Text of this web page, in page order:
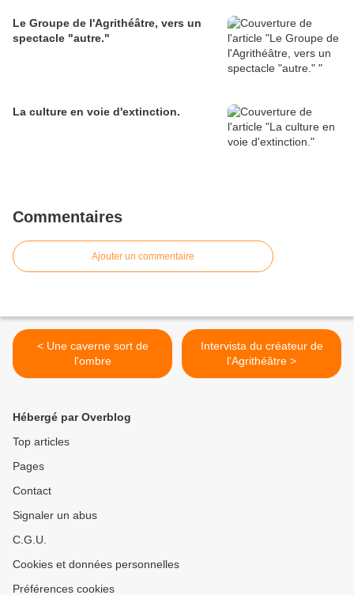
Le Groupe de l'Agrithéâtre, vers un
spectacle "autre."
La culture en voie d'extinction.
Commentaires
Ajouter un commentaire
< Une caverne sort de
l'ombre
Intervista du créateur de
l'Agrithéâtre >
Hébergé par Overblog
Top articles
Pages
Contact
Signaler un abus
C.G.U.
Cookies et données personnelles
Préférences cookies